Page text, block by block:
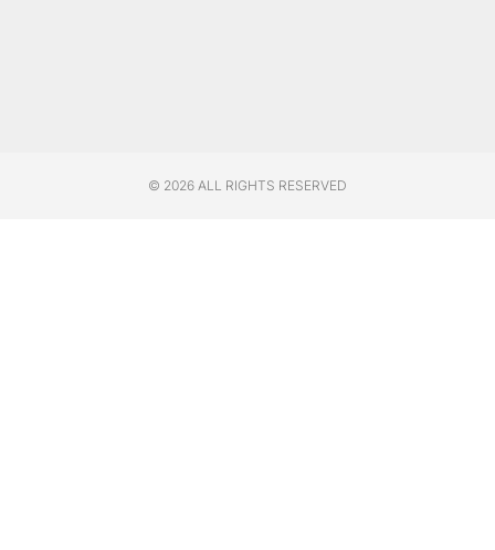
© 2026 ALL RIGHTS RESERVED​